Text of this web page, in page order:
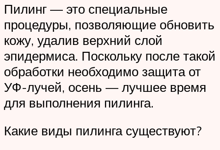
Пилинг — это специальные
процедуры, позволяющие обновить
кожу, удалив верхний слой
эпидермиса. Поскольку после такой
обработки необходимо защита от
УФ-лучей, осень — лучшее время
для выполнения пилинга.
Какие виды пилинга существуют?